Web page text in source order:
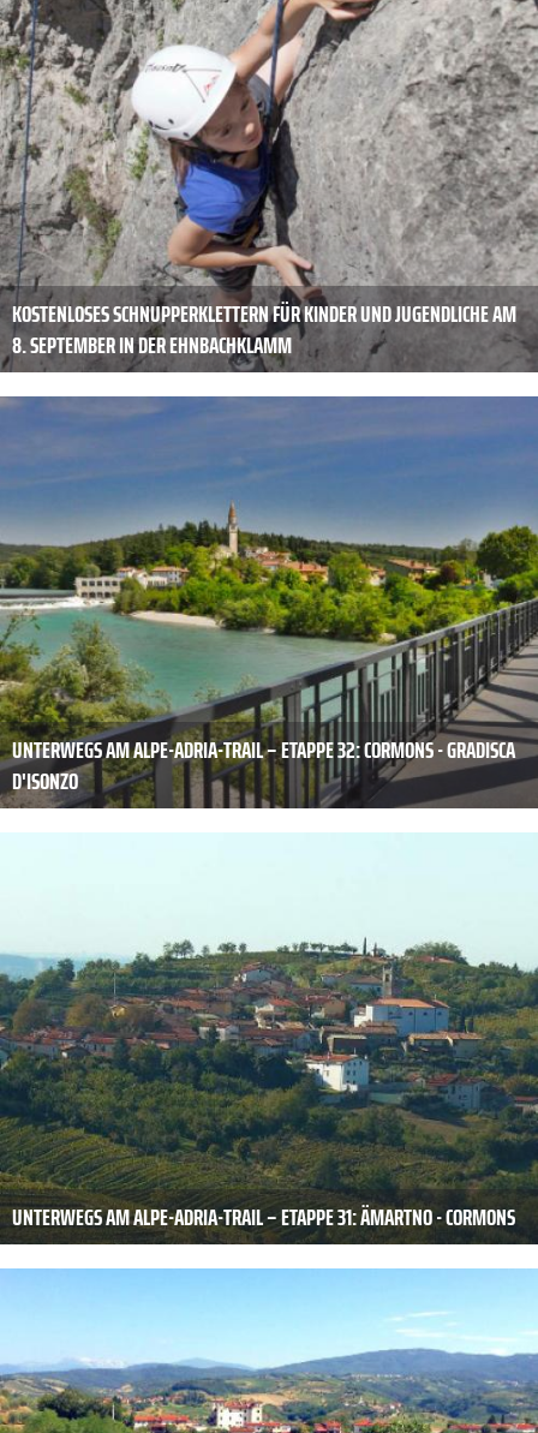
KOSTENLOSES SCHNUPPERKLETTERN FÜR KINDER UND JUGENDLICHE AM
8. SEPTEMBER IN DER EHNBACHKLAMM
UNTERWEGS AM ALPE-ADRIA-TRAIL – ETAPPE 32: CORMONS - GRADISCA
D'ISONZO
UNTERWEGS AM ALPE-ADRIA-TRAIL – ETAPPE 31: ÄMARTNO - CORMONS